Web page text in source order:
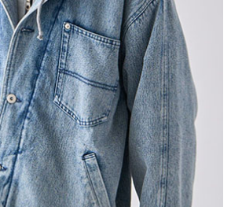
股份有限公司」（以下簡稱本公司）所提供，讓
務購買商品或服務，並由商店將買賣／分期付款
後，依約使用本公司帳單繳交帳款。
付你分期」之契約關係目的，商店將以您的個人
址）提供予台灣大哥大進項蒐集、處理及利用，
期帳單所需資料之確認、核對及更正。
閱以下連結：https://oppay.tw/userRule
方式進行付款，方視為交易完成。
下不需立刻繳費，但若您需要取消訂單，請聯絡
同意取消之訂單仍視為有效，需透過AFTEE先享
先享後付 」之結帳頁面顯示為準，若有關於
消欲退款等相關疑問，請聯繫「AFTEE先享後付
support/home
限公司提供之「AFTEE先享後付」服務完成之交
內提供個人資料，並將交易相關給付款項請求債
限公司。
宜，請瀏覽以下網址：
徵得法定代理人或監護人之同意方可使用
含以上)免運費
含以上)免運費
含以上)免運費
含以上)免運費